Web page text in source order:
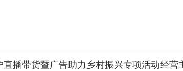
）及中国采购与招标网（http://
播带货暨广告助力乡村振兴专项活动经